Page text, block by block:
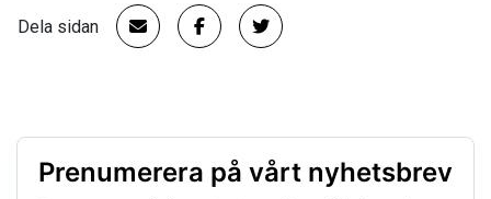
Dela sidan
Prenumerera på vårt nyhetsbrev